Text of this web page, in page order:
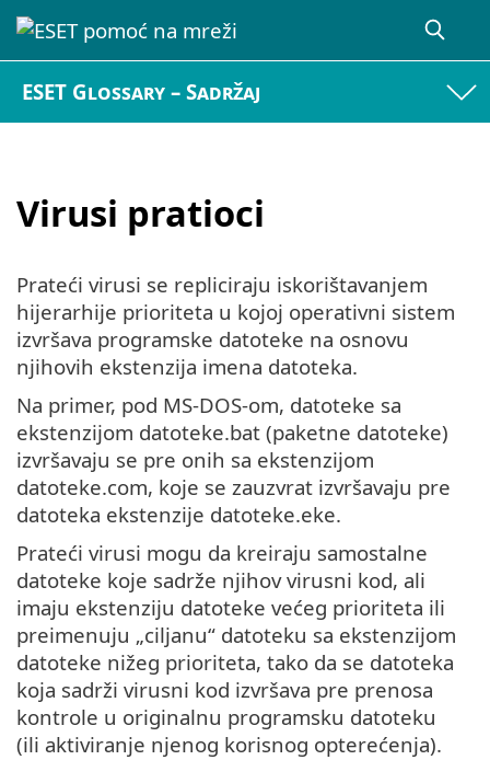
ESET Glossary – Sadržaj
Virusi pratioci
Prateći virusi se repliciraju iskorištavanjem
hijerarhije prioriteta u kojoj operativni sistem
izvršava programske datoteke na osnovu
njihovih ekstenzija imena datoteka.
Na primer, pod MS-DOS-om, datoteke sa
ekstenzijom datoteke.bat (paketne datoteke)
izvršavaju se pre onih sa ekstenzijom
datoteke.com, koje se zauzvrat izvršavaju pre
datoteka ekstenzije datoteke.eke.
Prateći virusi mogu da kreiraju samostalne
datoteke koje sadrže njihov virusni kod, ali
imaju ekstenziju datoteke većeg prioriteta ili
preimenuju „ciljanu“ datoteku sa ekstenzijom
datoteke nižeg prioriteta, tako da se datoteka
koja sadrži virusni kod izvršava pre prenosa
kontrole u originalnu programsku datoteku
(ili aktiviranje njenog korisnog opterećenja).